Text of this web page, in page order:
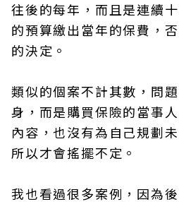
往後的每年，而且是連續
的預算繳出當年的保費，
的決定。
類似的個案不計其數，問
身，而是購買保險的當事
內容，也沒有為自己規劃
所以才會搖擺不定。
我也看過很多案例，因為